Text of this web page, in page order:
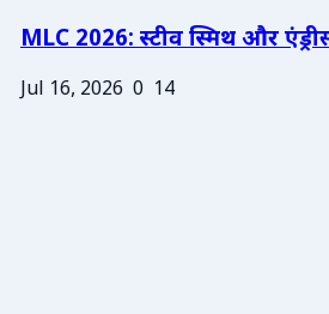
MLC 2026: स्टीव स्मिथ और
Jul 16, 2026 0 14